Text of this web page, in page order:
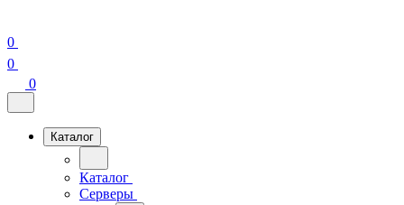
0
0
0
Каталог
Каталог
Серверы